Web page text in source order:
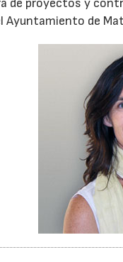
de proyectos y
Ayuntamiento de